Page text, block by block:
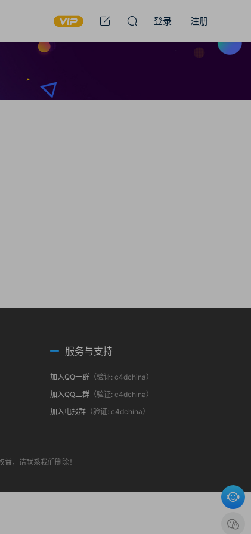
登录 注册
服务与支持
加入QQ一群（验证: c4dchina）
加入QQ二群（验证: c4dchina）
加入电报群（验证: c4dchina）
，请联系我们删除！